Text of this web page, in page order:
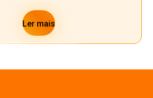
Ler mais